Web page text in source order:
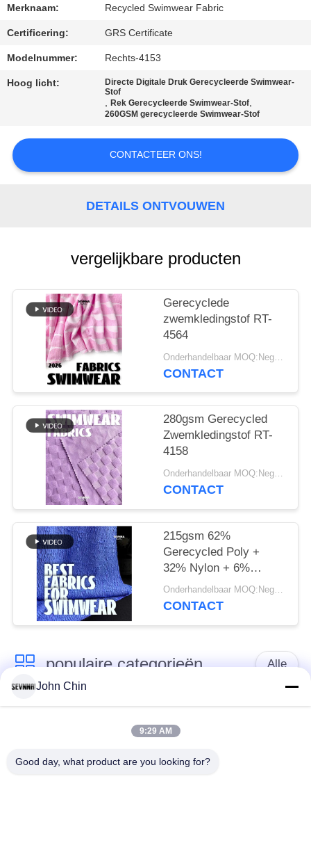
NIEUWS
SITEMAP
Merknaam: Recycled Swimwear Fabric
Certificering: GRS Certificate
Modelnummer: Rechts-4153
Hoog licht:
Directe Digitale Druk Gerecycleerde Swimwear-
Stof
,Rek Gerecycleerde Swimwear-Stof,
260GSM gerecycleerde Swimwear-Stof
CONTACTEER ONS!
DETAILS ONTVOUWEN
vergelijkbare producten
Gerecyclede
zwemkledingstof RT-
4564
Onderhandelbaar MOQ:Negotiable
CONTACT
280gsm Gerecycled
Zwemkledingstof RT-
4158
Onderhandelbaar MOQ:Negotiable
CONTACT
215gsm 62%
Gerecycled Poly +
32% Nylon + 6%
Spandex Gerecyclede
Zwemkledingstof RT-
Onderhandelbaar MOQ:Negotiable
CONTACT
populaire categorieën Alle
Gerecycleerde
Gerecycleerde Nylon
Stof
gerecycled polyester
Gerecycleerde Lycra-
John Chin
9:29 AM
Good day, what product are you looking for?